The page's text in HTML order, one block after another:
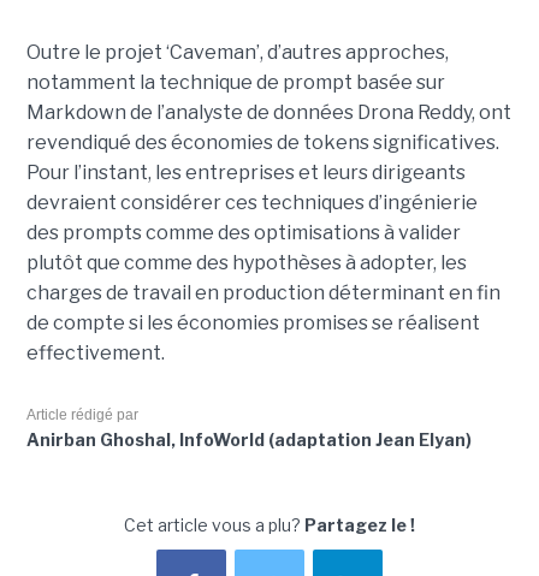
Outre le projet ‘Caveman’, d’autres approches,
notamment la technique de prompt basée sur
Markdown de l’analyste de données Drona Reddy, ont
revendiqué des économies de tokens significatives.
Pour l’instant, les entreprises et leurs dirigeants
devraient considérer ces techniques d’ingénierie
des prompts comme des optimisations à valider
plutôt que comme des hypothèses à adopter, les
charges de travail en production déterminant en fin
de compte si les économies promises se réalisent
effectivement.
Article rédigé par
Anirban Ghoshal, InfoWorld (adaptation Jean Elyan)
Cet article vous a plu? Partagez le !